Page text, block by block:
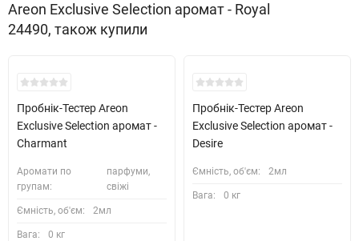
Areon Exclusive Selection аромат - Royal
24490, також купили
Кожні 1500₴ чеку = 1 тестер
Пробнік-Тестер Areon
Exclusive Selection аромат -
Charmant
Аромати по
групам:
парфуми,
свіжі
Ємність, об'єм: 2мл
Вага: 0 кг
Кожні 1500₴ чеку = 1 тестер
Пробнік-Тестер Areon
Exclusive Selection аромат -
Desire
Ємність, об'єм: 2мл
Вага: 0 кг